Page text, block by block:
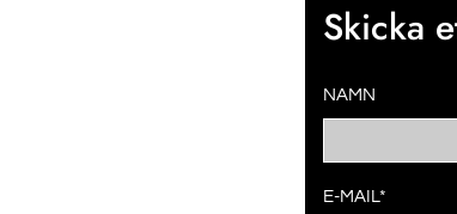
Skicka
NAMN
E-MAIL*